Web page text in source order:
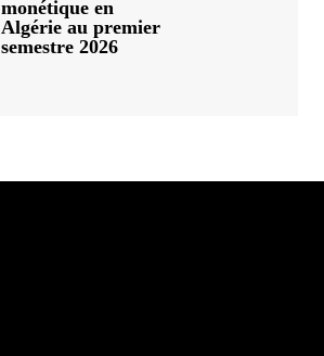
monétique en
Algérie au premier
semestre 2026